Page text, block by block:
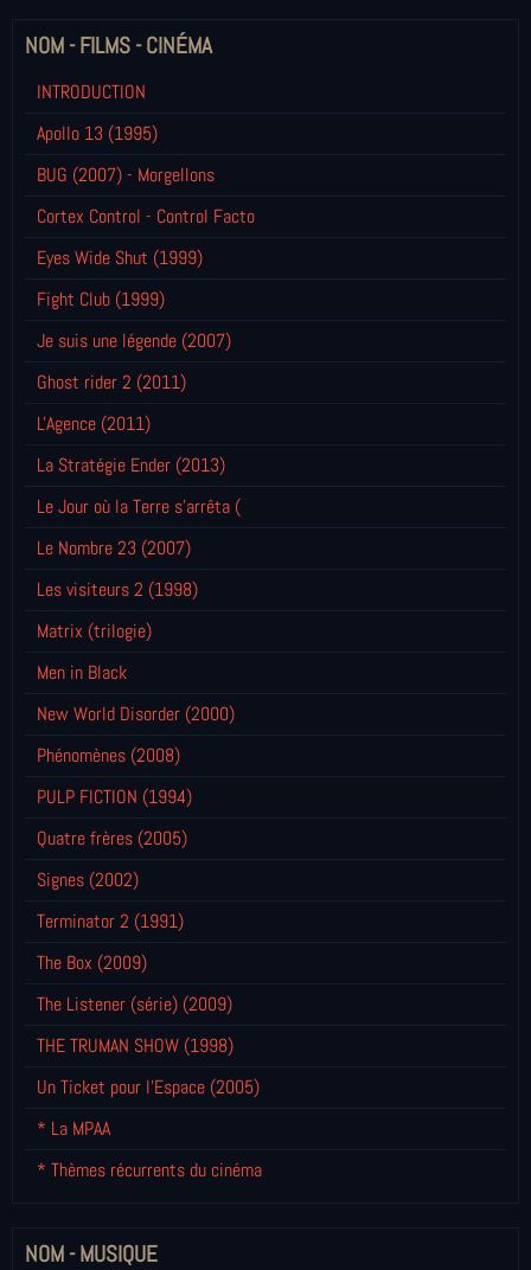
NOM - FILMS - CINÉMA
INTRODUCTION
Apollo 13 (1995)
BUG (2007) - Morgellons
Cortex Control - Control Facto
Eyes Wide Shut (1999)
Fight Club (1999)
Je suis une légende (2007)
Ghost rider 2 (2011)
L'Agence (2011)
La Stratégie Ender (2013)
Le Jour où la Terre s'arrêta (
Le Nombre 23 (2007)
Les visiteurs 2 (1998)
Matrix (trilogie)
Men in Black
New World Disorder (2000)
Phénomènes (2008)
PULP FICTION (1994)
Quatre frères (2005)
Signes (2002)
Terminator 2 (1991)
The Box (2009)
The Listener (série) (2009)
THE TRUMAN SHOW (1998)
Un Ticket pour l'Espace (2005)
* La MPAA
* Thèmes récurrents du cinéma
NOM - MUSIQUE